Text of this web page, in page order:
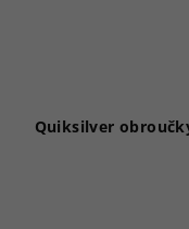
Quiksilver